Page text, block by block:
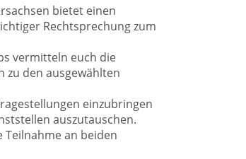
bietet einen
Rechtsprechung zum
vermitteln euch die
zu den ausgewählten
einzubringen
auszutauschen.
Teilnahme an beiden